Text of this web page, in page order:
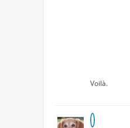
Voilà.